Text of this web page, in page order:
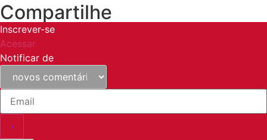
Compartilhe
Inscrever-se
Acessar
Notificar de